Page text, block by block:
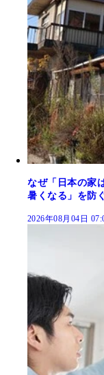
なぜ「日本の家
暑くなる」を防
2026年08月04日